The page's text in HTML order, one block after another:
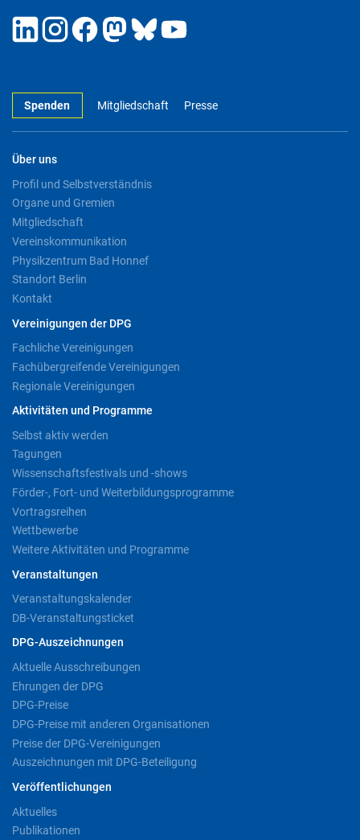
Spenden Mitgliedschaft Presse
Über uns
Profil und Selbstverständnis
Organe und Gremien
Mitgliedschaft
Vereinskommunikation
Physikzentrum Bad Honnef
Standort Berlin
Kontakt
Vereinigungen der DPG
Fachliche Vereinigungen
Fachübergreifende Vereinigungen
Regionale Vereinigungen
Aktivitäten und Programme
Selbst aktiv werden
Tagungen
Wissenschaftsfestivals und -shows
Förder-, Fort- und Weiterbildungsprogramme
Vortragsreihen
Wettbewerbe
Weitere Aktivitäten und Programme
Veranstaltungen
Veranstaltungskalender
DB-Veranstaltungsticket
DPG-Auszeichnungen
Aktuelle Ausschreibungen
Ehrungen der DPG
DPG-Preise
DPG-Preise mit anderen Organisationen
Preise der DPG-Vereinigungen
Auszeichnungen mit DPG-Beteiligung
Veröffentlichungen
Aktuelles
Publikationen